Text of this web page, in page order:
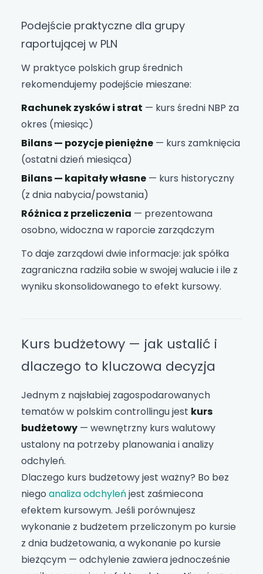
Podejście praktyczne dla grupy
raportującej w PLN
W praktyce polskich grup średnich
rekomendujemy podejście mieszane:
Rachunek zysków i strat — kurs średni NBP za
okres (miesiąc)
Bilans — pozycje pieniężne — kurs zamknięcia
(ostatni dzień miesiąca)
Bilans — kapitały własne — kurs historyczny
(z dnia nabycia/powstania)
Różnica z przeliczenia — prezentowana
osobno, widoczna w raporcie zarządczym
To daje zarządowi dwie informacje: jak spółka
zagraniczna radziła sobie w swojej walucie i ile z
wyniku skonsolidowanego to efekt kursowy.
Kurs budżetowy — jak ustalić i
dlaczego to kluczowa decyzja
Jednym z najsłabiej zagospodarowanych
tematów w polskim controllingu jest kurs
budżetowy — wewnętrzny kurs walutowy
ustalony na potrzeby planowania i analizy
odchyleń.
Dlaczego kurs budżetowy jest ważny? Bo bez
niego analiza odchyleńjest zaśmiecona
efektem kursowym. Jeśli porównujesz
wykonanie z budżetem przeliczonym po kursie
z dnia budżetowania, a wykonanie po kursie
bieżącym — odchylenie zawiera jednocześnie